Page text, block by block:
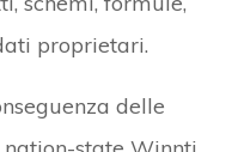
proprietari.
delle